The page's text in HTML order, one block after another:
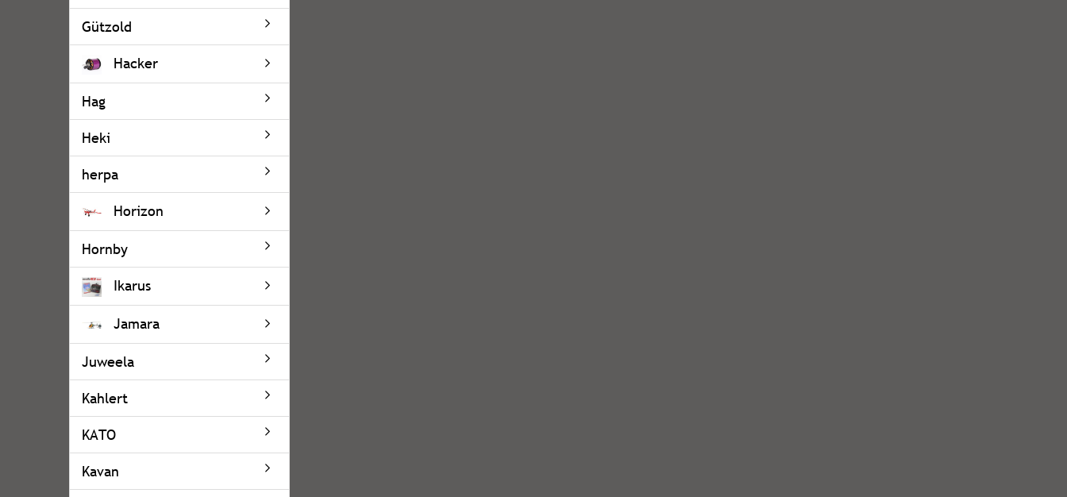
Gützold
Hacker
Hag
Heki
herpa
Horizon
Hornby
Ikarus
Jamara
Juweela
Kahlert
KATO
Kavan